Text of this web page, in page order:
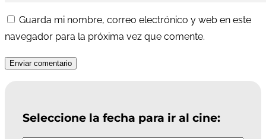
Guarda mi nombre, correo electrónico y web en este
navegador para la próxima vez que comente.
Enviar comentario
Seleccione la fecha para ir al cine: